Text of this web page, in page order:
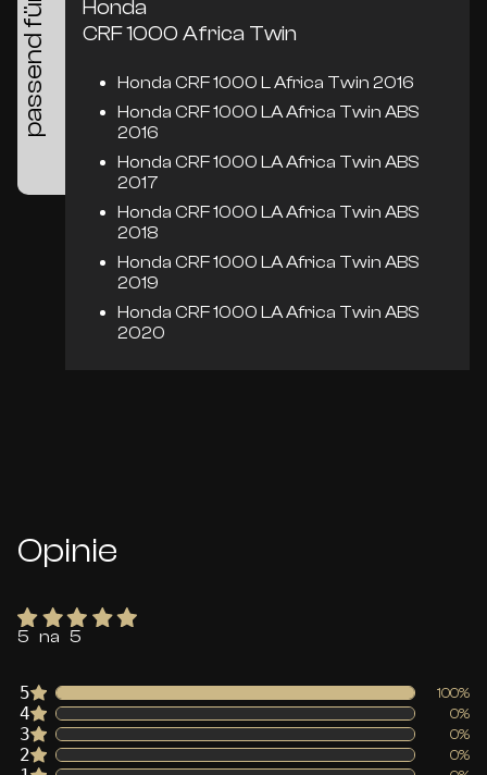
passend für
Honda
CRF 1000 Africa Twin
Honda CRF 1000 L Africa Twin 2016
Honda CRF 1000 LA Africa Twin ABS
2016
Honda CRF 1000 LA Africa Twin ABS
2017
Honda CRF 1000 LA Africa Twin ABS
2018
Honda CRF 1000 LA Africa Twin ABS
2019
Honda CRF 1000 LA Africa Twin ABS
2020
Opinie
5 na 5
5 100%
4 0%
3 0%
2 0%